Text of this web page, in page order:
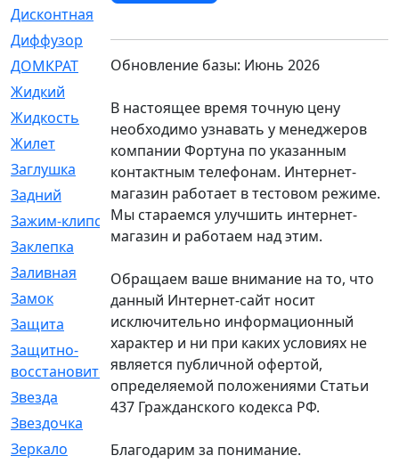
Дисконтная
Диффузор
[1]
ДОМКРАТ
[1]
Жидкий
Жидкость
[80]
Жилет
[1]
Заглушка
[21]
Задний
[528]
Зажим-клипса
[1]
Заклепка
[1]
Заливная
[4]
Замок
[12]
Защита
[79]
Защитно-
восстановительный
[4]
Звезда
[1]
Звездочка
Зеркало
[369]
Обновление базы: Июнь 2026
В настоящее время точную цену
необходимо узнавать у менеджеров
компании Фортуна по указанным
контактным телефонам. Интернет-
магазин работает в тестовом режиме.
Мы стараемся улучшить интернет-
магазин и работаем над этим.
Обращаем ваше внимание на то, что
данный Интернет-сайт носит
исключительно информационный
характер и ни при каких условиях не
является публичной офертой,
определяемой положениями Статьи
437 Гражданского кодекса РФ.
Благодарим за понимание.